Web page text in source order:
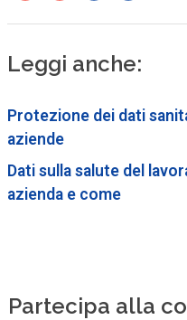
Leggi anche:
Protezione dei dati
aziende
Dati sulla salute del
azienda e come
Partecipa alla